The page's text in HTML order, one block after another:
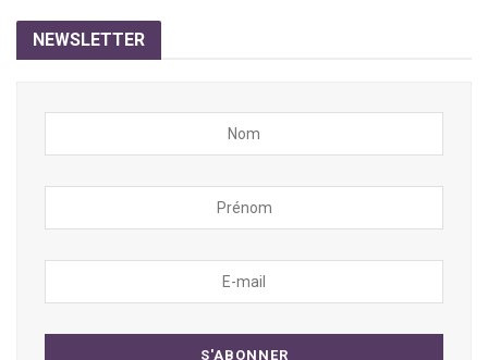
NEWSLETTER